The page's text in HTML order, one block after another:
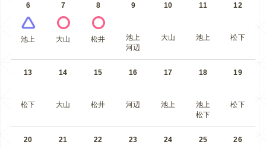
6
池上
7
大山
8
松井
9
池上
河辺
10
大山
11
池上
12
松下
13
松下
14
大山
15
松井
16
河辺
17
池上
18
池上
松下
19
松下
20 21 22 23 24 25 26